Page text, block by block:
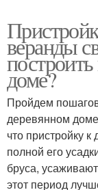
веранды
доме?
Пройдем
деревянном
что пристройку
полной его
бруса,
этот период